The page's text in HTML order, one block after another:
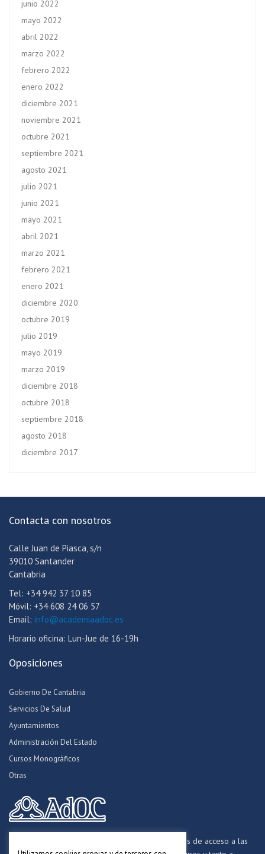
junio 2022
mayo 2022
abril 2022
marzo 2022
febrero 2022
enero 2022
diciembre 2021
noviembre 2021
octubre 2021
septiembre 2021
agosto 2021
julio 2021
junio 2021
mayo 2021
abril 2021
marzo 2021
febrero 2021
enero 2021
diciembre 2020
octubre 2019
julio 2019
mayo 2019
marzo 2019
diciembre 2018
octubre 2018
septiembre 2018
agosto 2018
diciembre 2017
Contacta con nosotros
Calle Juan de Piasca, s/n
39010 Santander
Cantabria
Tel: +34 942 37 10 85
Móvil: +34 608 24 06 57
Email: info@academiaadoc.es
Horario oficina: Lun-Jue de 16-19h
Oposiciones
Gobierno De Cantabria
Servicios De Salud
Ayuntamientos
Administración Del Estado
Cursos Monográficos
Otras
Formamos opositores para los procesos selectivos de acceso a las